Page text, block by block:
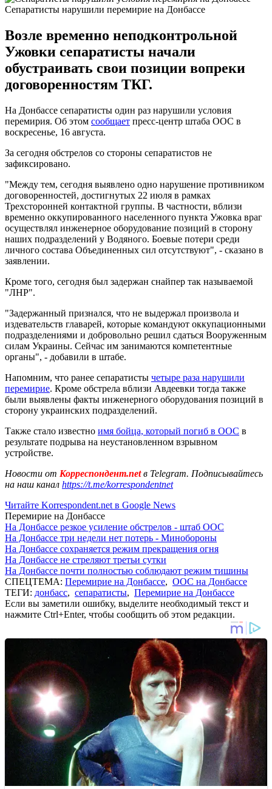
Сепаратисты нарушили перемирие на Донбассе
Возле временно неподконтрольной
Ужовки сепаратисты начали
обустраивать свои позиции вопреки
договоренностям ТКГ.
На Донбассе сепаратисты один раз нарушили условия
перемирия. Об этом сообщает пресс-центр штаба ООС в
воскресенье, 16 августа.
За сегодня обстрелов со стороны сепаратистов не
зафиксировано.
"Между тем, сегодня выявлено одно нарушение противником
договоренностей, достигнутых 22 июля в рамках
Трехсторонней контактной группы. В частности, вблизи
временно оккупированного населенного пункта Ужовка враг
осуществлял инженерное оборудование позиций в сторону
наших подразделений у Водяного. Боевые потери среди
личного состава Объединенных сил отсутствуют", - сказано в
заявлении.
Кроме того, сегодня был задержан снайпер так называемой
"ЛНР".
"Задержанный признался, что не выдержал произвола и
издевательств главарей, которые командуют оккупационными
подразделениями и добровольно решил сдаться Вооруженным
силам Украины. Сейчас им занимаются компетентные
органы", - добавили в штабе.
Напомним, что ранее сепаратисты четыре раза нарушили
перемирие. Кроме обстрела вблизи Авдеевки тогда также
были выявлены факты инженерного оборудования позиций в
сторону украинских подразделений.
Также стало известно имя бойца, который погиб в ООС в
результате подрыва на неустановленном взрывном
устройстве.
Новости от Корреспондент.netв Telegram. Подписывайтесь
на наш канал https://t.me/korrespondentnet
Читайте Korrespondent.net в Google News
Перемирие на Донбассе
На Донбассе резкое усиление обстрелов - штаб ООС
На Донбассе три недели нет потерь - Минобороны
На Донбассе сохраняется режим прекращения огня
На Донбассе не стреляют третьи сутки
На Донбассе почти полностью соблюдают режим тишины
СПЕЦТЕМА: Перемирие на Донбассе, ООС на Донбассе
ТЕГИ: донбасс, сепаратисты, Перемирие на Донбассе
Если вы заметили ошибку, выделите необходимый текст и
нажмите Ctrl+Enter, чтобы сообщить об этом редакции.